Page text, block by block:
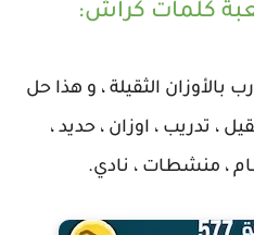
الثقيلة ، و هذا حل
، تدريب ، اوزان ، حديد ،
، منشطات ، نادي.